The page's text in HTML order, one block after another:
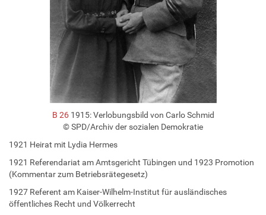
B 261915: Verlobungsbild von Carlo Schmid
© SPD/Archiv der sozialen Demokratie
1921 Heirat mit Lydia Hermes
1921 Referendariat am Amtsgericht Tübingen und 1923 Promotion
(Kommentar zum Betriebsrätegesetz)
1927 Referent am Kaiser-Wilhelm-Institut für ausländisches
öffentliches Recht und Völkerrecht